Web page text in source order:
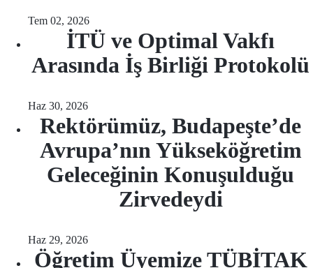
Tem 02, 2026
İTÜ ve Optimal Vakfı
Arasında İş Birliği Protokolü
Haz 30, 2026
Rektörümüz, Budapeşte’de
Avrupa’nın Yükseköğretim
Geleceğinin Konuşulduğu
Zirvedeydi
Haz 29, 2026
Öğretim Üyemize TÜBİTAK